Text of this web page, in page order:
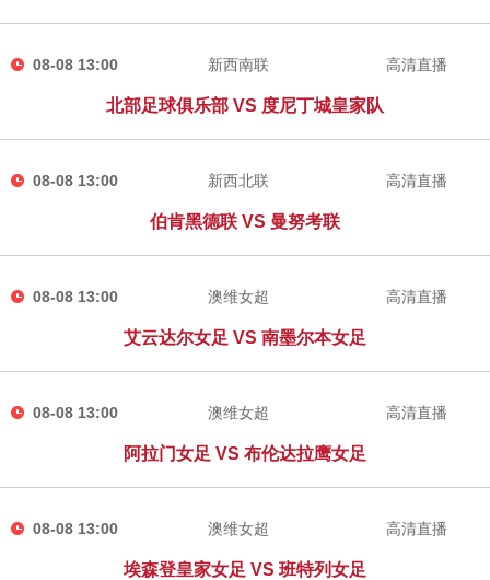
08-08 13:00 新西南联
北部足球俱乐部 VS 度尼丁城皇家队
高清直播
08-08 13:00 新西北联
伯肯黑德联 VS 曼努考联
高清直播
08-08 13:00 澳维女超
艾云达尔女足 VS 南墨尔本女足
高清直播
08-08 13:00 澳维女超
阿拉门女足 VS 布伦达拉鹰女足
高清直播
08-08 13:00 澳维女超
埃森登皇家女足 VS 班特列女足
高清直播